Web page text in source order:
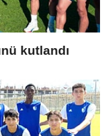
kutlandı